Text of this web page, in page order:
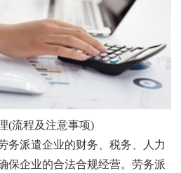
流程及注意事项)
派遣企业的财务、税务、人力
保企业的合法合规经营。劳务派